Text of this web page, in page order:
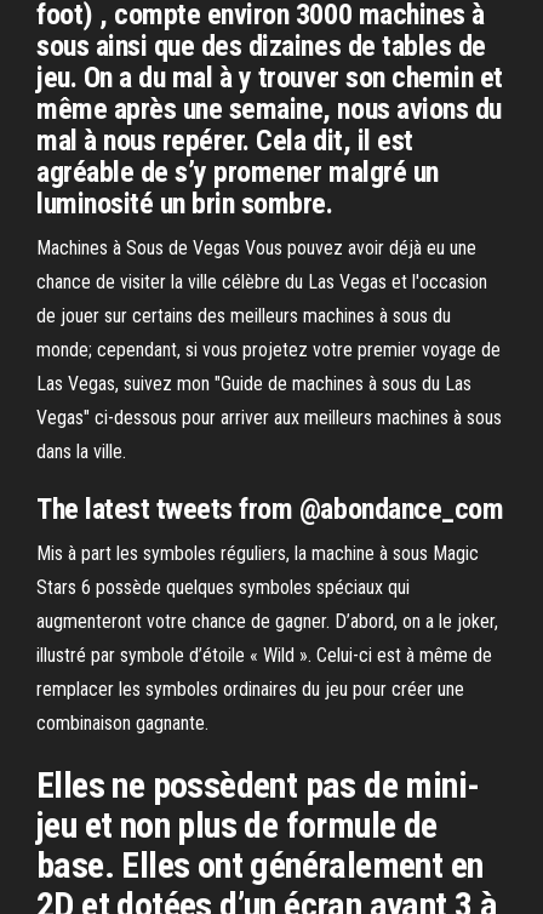
foot) , compte environ 3000 machines à
sous ainsi que des dizaines de tables de
jeu. On a du mal à y trouver son chemin et
même après une semaine, nous avions du
mal à nous repérer. Cela dit, il est
agréable de s’y promener malgré un
luminosité un brin sombre.
Machines à Sous de Vegas Vous pouvez avoir déjà eu une
chance de visiter la ville célèbre du Las Vegas et l'occasion
de jouer sur certains des meilleurs machines à sous du
monde; cependant, si vous projetez votre premier voyage de
Las Vegas, suivez mon "Guide de machines à sous du Las
Vegas" ci-dessous pour arriver aux meilleurs machines à sous
dans la ville.
The latest tweets from @abondance_com
Mis à part les symboles réguliers, la machine à sous Magic
Stars 6 possède quelques symboles spéciaux qui
augmenteront votre chance de gagner. D’abord, on a le joker,
illustré par symbole d’étoile « Wild ». Celui-ci est à même de
remplacer les symboles ordinaires du jeu pour créer une
combinaison gagnante.
Elles ne possèdent pas de mini-
jeu et non plus de formule de
base. Elles ont généralement en
2D et dotées d’un écran ayant 3 à